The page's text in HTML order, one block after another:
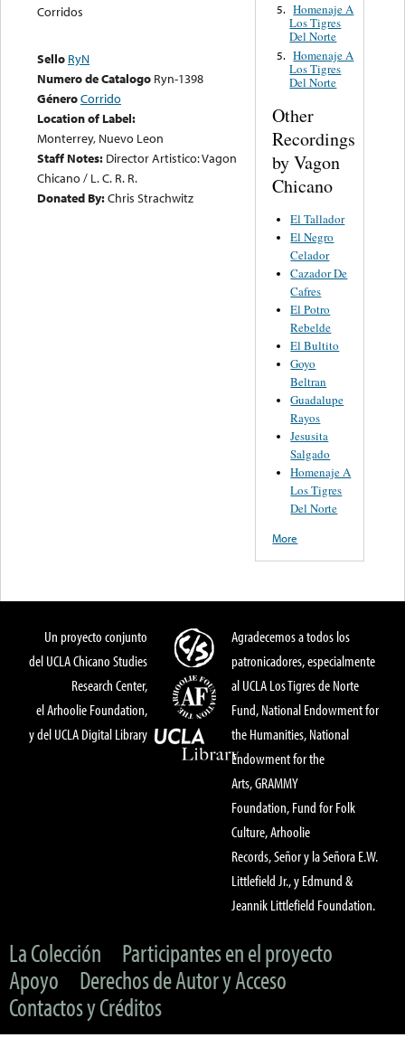
Corridos
Sello RyN
Numero de Catalogo Ryn-1398
GéneroCorrido
Location of Label:
Monterrey, Nuevo Leon
Staff Notes: Director Artistico: Vagon
Chicano / L. C. R. R.
Donated By:Chris Strachwitz
5. Homenaje A
Los Tigres
Del Norte
5. Homenaje A
Los Tigres
Del Norte
Other
Recordings
by Vagon
Chicano
El Tallador
El Negro
Celador
Cazador De
Cafres
El Potro
Rebelde
El Bultito
Goyo
Beltran
Guadalupe
Rayos
Jesusita
Salgado
Homenaje A
Los Tigres
Del Norte
More
Un proyecto conjunto
del UCLA Chicano Studies
Research Center,
el Arhoolie Foundation,
y del UCLA Digital Library
Agradecemos a todos los
patronicadores, especialmente
al UCLA Los Tigres de Norte
Fund, National Endowment for
the Humanities, National
Endowment for the
Arts, GRAMMY
Foundation, Fund for Folk
Culture, Arhoolie
Records, Señor y la Señora E.W.
Littlefield Jr., y Edmund &
Jeannik Littlefield Foundation.
La Colección
Participantes en el proyecto
Apoyo
Derechos de Autor y Acceso
Contactos y Créditos